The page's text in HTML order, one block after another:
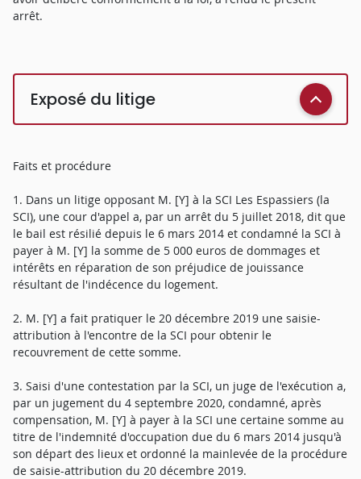
arrêt.
Exposé du litige
Faits et procédure
1. Dans un litige opposant M. [Y] à la SCI Les Espassiers (la
SCI), une cour d'appel a, par un arrêt du 5 juillet 2018, dit que
le bail est résilié depuis le 6 mars 2014 et condamné la SCI à
payer à M. [Y] la somme de 5 000 euros de dommages et
intérêts en réparation de son préjudice de jouissance
résultant de l'indécence du logement.
2. M. [Y] a fait pratiquer le 20 décembre 2019 une saisie-
attribution à l'encontre de la SCI pour obtenir le
recouvrement de cette somme.
3. Saisi d'une contestation par la SCI, un juge de l'exécution a,
par un jugement du 4 septembre 2020, condamné, après
compensation, M. [Y] à payer à la SCI une certaine somme au
titre de l'indemnité d'occupation due du 6 mars 2014 jusqu'à
son départ des lieux et ordonné la mainlevée de la procédure
de saisie-attribution du 20 décembre 2019.